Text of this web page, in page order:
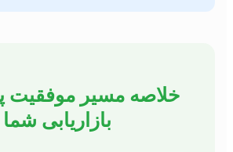
خلاصه مسیر موفقیت
بازاریابی شما